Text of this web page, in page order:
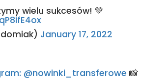
wielu sukcesów! 💚
January 17, 2022
@nowinki_transferowe 📸